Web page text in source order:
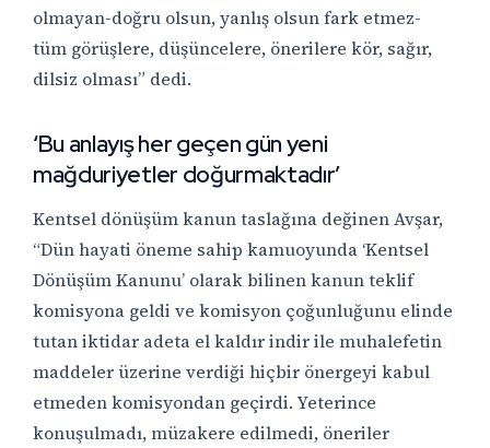
olmayan-doğru olsun, yanlış olsun fark etmez-
tüm görüşlere, düşüncelere, önerilere kör, sağır,
dilsiz olması” dedi.
‘Bu anlayış her geçen gün yeni
mağduriyetler doğurmaktadır’
Kentsel dönüşüm kanun taslağına değinen Avşar,
“Dün hayati öneme sahip kamuoyunda ‘Kentsel
Dönüşüm Kanunu’ olarak bilinen kanun teklif
komisyona geldi ve komisyon çoğunluğunu elinde
tutan iktidar adeta el kaldır indir ile muhalefetin
maddeler üzerine verdiği hiçbir önergeyi kabul
etmeden komisyondan geçirdi. Yeterince
konuşulmadı, müzakere edilmedi, öneriler